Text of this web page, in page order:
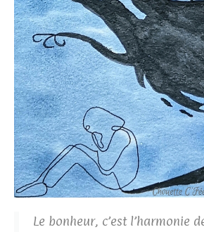
Le bonheur, c’est l’harmonie